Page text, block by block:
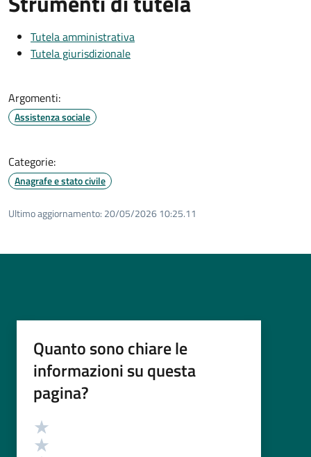
Tutela amministrativa
Tutela giurisdizionale
Argomenti:
Assistenza sociale
Categorie:
Anagrafe e stato civile
Ultimo aggiornamento: 20/05/2026 10:25.11
Quanto sono chiare le
informazioni su questa
pagina?
Valutazione